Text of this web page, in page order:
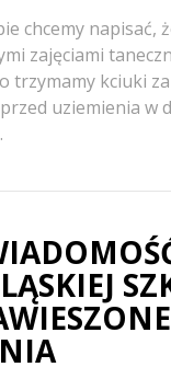
chcemy napisać,
zajęciami
trzymamy kciuki
uziemienia w